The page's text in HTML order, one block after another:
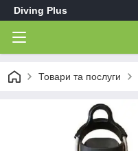
Diving Plus
Товари та послуги